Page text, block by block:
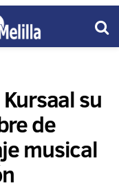
su
de
musical